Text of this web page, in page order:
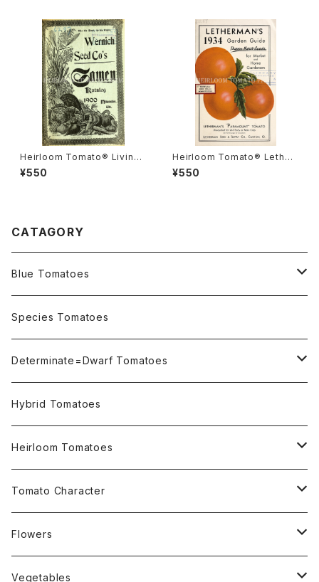
Heirloom Tomato® Livings
ton's Boufommenheir エア
ルーム・トマト・リビングストン
¥550
Heirloom Tomato® Lether
mans' Paramount エアルー
ム・トマト・レサーマンズ・パラマ
¥550
CATAGORY
Blue Tomatoes
OSU INDIGO Series
Not OSU Blue Tomatoes
Species Tomatoes
Determinate=Dwarf Tomatoes
Micro Determinate 10cm~30cm
Small Determinate 30cm~50cm
Medium Determinate 50~100cm
Large Determinate 100~150cm
Semi Indeterminate ~150cm
Hybrid Tomatoes
Heirloom Tomatoes
Amber Heirloom Tomatoes
Bi-Color Heirloom Tomatoes
Black Heirloom Tomatoes
Tomato Character
Culinary Uses
For Canning
Disease Resistance
Flowers
Nasturtium・ナスターチウム
Vegetables